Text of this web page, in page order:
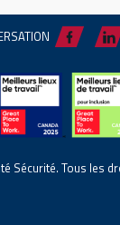
Sécurité. Tous les